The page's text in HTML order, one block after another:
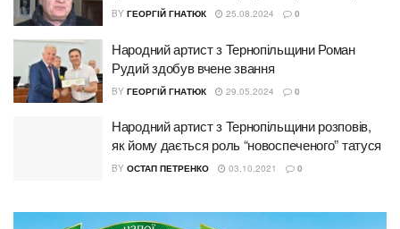
BY ГЕОРГІЙ ГНАТЮК 25.08.2024 0
Народний артист з Тернопільщини Роман
Рудий здобув вчене звання
BY ГЕОРГІЙ ГНАТЮК 29.05.2024 0
Народний артист з Тернопільщини розповів,
як йому дається роль “новоспеченого” татуся
BY ОСТАП ПЕТРЕНКО 03.10.2021 0